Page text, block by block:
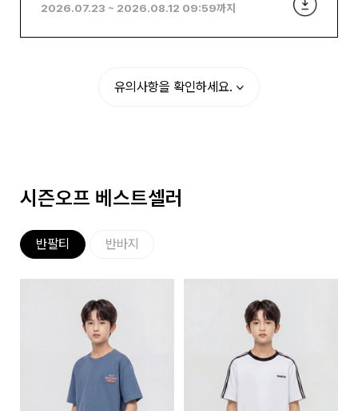
2026.07.23 ~ 2026.08.12 09:59까지
유의사항을 확인하세요.
시즌오프 베스트셀러
반팔티 반바지